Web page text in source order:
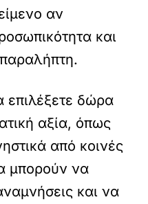
αν
και
επιλέξετε δώρα
αξία, όπως
από κοινές
μπορούν να
και να